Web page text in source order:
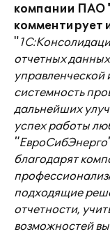
компании ПАО
комментирует
"
отчетных
системность
дальнейших
успех работы
благодарят
подходящие
отчетности,
возможностей